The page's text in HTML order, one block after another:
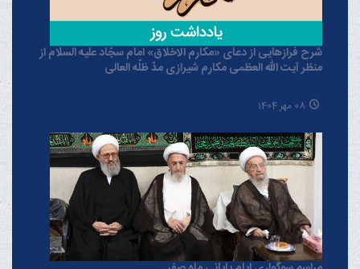
شرح فرازهایی از دعای «مکارم الاخلاق» امام سجّاد علیه السلام از
منظر آیت الله العظمی مکارم شیرازی مدّ ظلّه العالی
08 مهر 1404